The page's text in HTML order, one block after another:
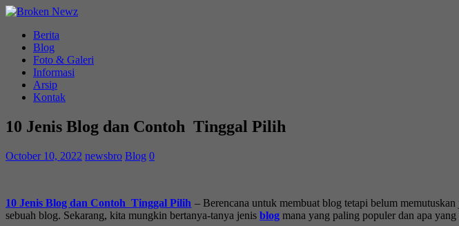
Berita
Blog
Foto & Galeri
Informasi
Arsip
Kontak
10 Jenis Blog dan Contoh Tinggal Pilih
October 10, 2022 newsbro Blog 0
10 Jenis Blog dan Contoh Tinggal Pilih – Berencana untuk membuat blog tetapi belum
sebuah blog. Sekarang, kita mungkin bertanya-tanya jenis blog mana yang paling populer dan apa